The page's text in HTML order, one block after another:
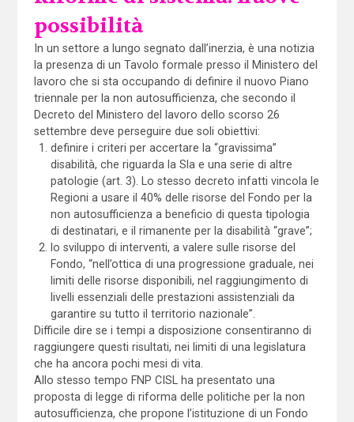
possibilità
In un settore a lungo segnato dall’inerzia, è una notizia
la presenza di un Tavolo formale presso il Ministero del
lavoro che si sta occupando di definire il nuovo Piano
triennale per la non autosufficienza, che secondo il
Decreto del Ministero del lavoro dello scorso 26
settembre deve perseguire due soli obiettivi:
definire i criteri per accertare la “gravissima”
disabilità, che riguarda la Sla e una serie di altre
patologie (art. 3). Lo stesso decreto infatti vincola le
Regioni a usare il 40% delle risorse del Fondo per la
non autosufficienza a beneficio di questa tipologia
di destinatari, e il rimanente per la disabilità “grave”;
lo sviluppo di interventi, a valere sulle risorse del
Fondo, “nell’ottica di una progressione graduale, nei
limiti delle risorse disponibili, nel raggiungimento di
livelli essenziali delle prestazioni assistenziali da
garantire su tutto il territorio nazionale”.
Difficile dire se i tempi a disposizione consentiranno di
raggiungere questi risultati, nei limiti di una legislatura
che ha ancora pochi mesi di vita.
Allo stesso tempo FNP CISL ha presentato una
proposta di legge di riforma delle politiche per la non
autosufficienza, che propone l’istituzione di un Fondo